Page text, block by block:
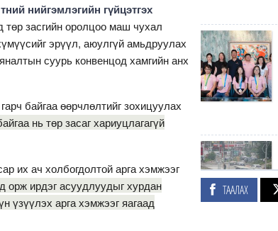
нийгэмлэгийн гүйцэтгэх
засгийн оролцоо маш чухал
эрүүл, аюулгүй амьдруулах
суурь конвенцод хамгийн анх
байгаа өөрчлөлтийг зохицуулах
нь төр засаг хариуцлагагүй
их ач холбогдолтой арга хэмжээг
орж ирдэг асуудлуудыг хурдан
үзүүлэх арга хэмжээг яагаад
ТААЛАХ